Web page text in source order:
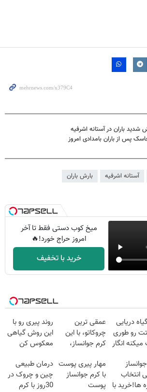
شدید باران در آستانه اشرفیه
پس از باران بامدادی امروز
آستانه اشرفیه بارش باران
میخ کوب دستی فقط تا آخر
امروز حراج خورد!🔥
خرید با تخفیف
دریایی
رو طوری
انگار
عمقی ترین
چروکاتو، با این
کرم جوانساز،
تخفیف سفارش
فوری)
روند پیری رو با
این روش گیاهی
معکوس کن
انتخاب
ها!خرید با
مهار پیری پوست
با کرم جوانساز
پوست
درمان طبیعی
چین و چروک در
30روز با کرم